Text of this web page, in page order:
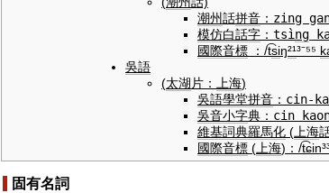
潮州話拼音 ： zing
模仿白話字 ： tsì ng
國際音標
： /t͡siŋ²¹³⁻⁵⁵
吳語
(太湖片： 上海)
吳語學堂拼音 ： cin-
吳音小字典 ： cin
維基詞典羅馬化 ( 上海
國際音標 ( 上海) ： /
固有名詞